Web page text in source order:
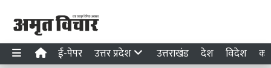
ई-पेपर उत्तर प्रदेश उत्तराखंड देश विदेश